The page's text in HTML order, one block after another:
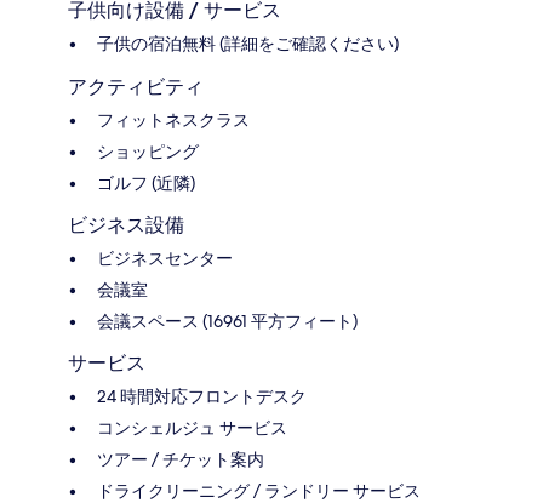
子供向け設備 / サービス
子供の宿泊無料 (詳細をご確認ください)
アクティビティ
フィットネスクラス
ショッピング
ゴルフ (近隣)
ビジネス設備
ビジネスセンター
会議室
会議スペース (16961 平方フィート)
サービス
24 時間対応フロントデスク
コンシェルジュ サービス
ツアー / チケット案内
ドライクリーニング / ランドリー サービス